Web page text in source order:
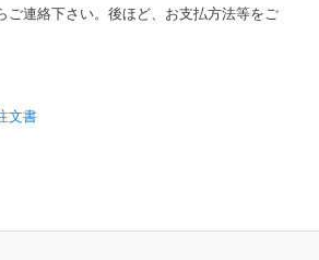
ご連絡下さい。後ほど、お支払方法等をご
文書